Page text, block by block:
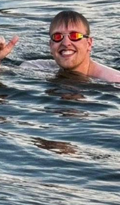
En Rianda
Trots!
Bart,oma Ria
Succes!